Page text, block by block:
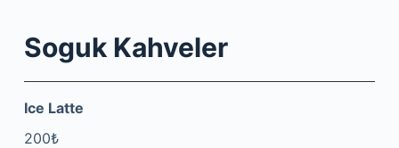
Soguk Kahveler
Ice Latte
200₺